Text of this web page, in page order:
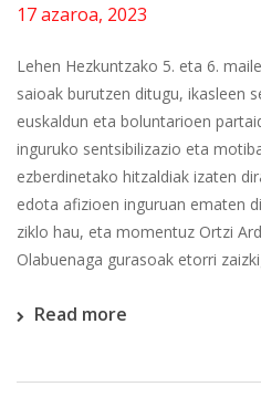
17 azaroa, 2023
Lehen Hezkuntzako 5. eta 6.
saioak burutzen ditugu, ikasleen
euskaldun eta boluntarioen
inguruko sentsibilizazio eta
ezberdinetako hitzaldiak izaten
edota afizioen inguruan ematen
ziklo hau, eta momentuz Ortzi
Olabuenaga gurasoak etorri
Read more